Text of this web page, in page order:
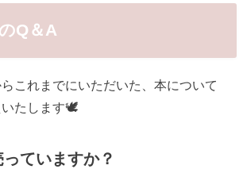
Q＆A
これまでにいただいた、本について
いたします🕊
ていますか？